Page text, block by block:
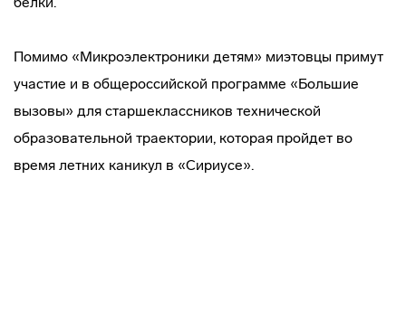
Помимо «Микроэлектроники детям» миэтовцы примут
участие и в общероссийской программе «Большие
вызовы» для старшеклассников технической
образовательной траектории, которая пройдет во
время летних каникул в «Сириусе».